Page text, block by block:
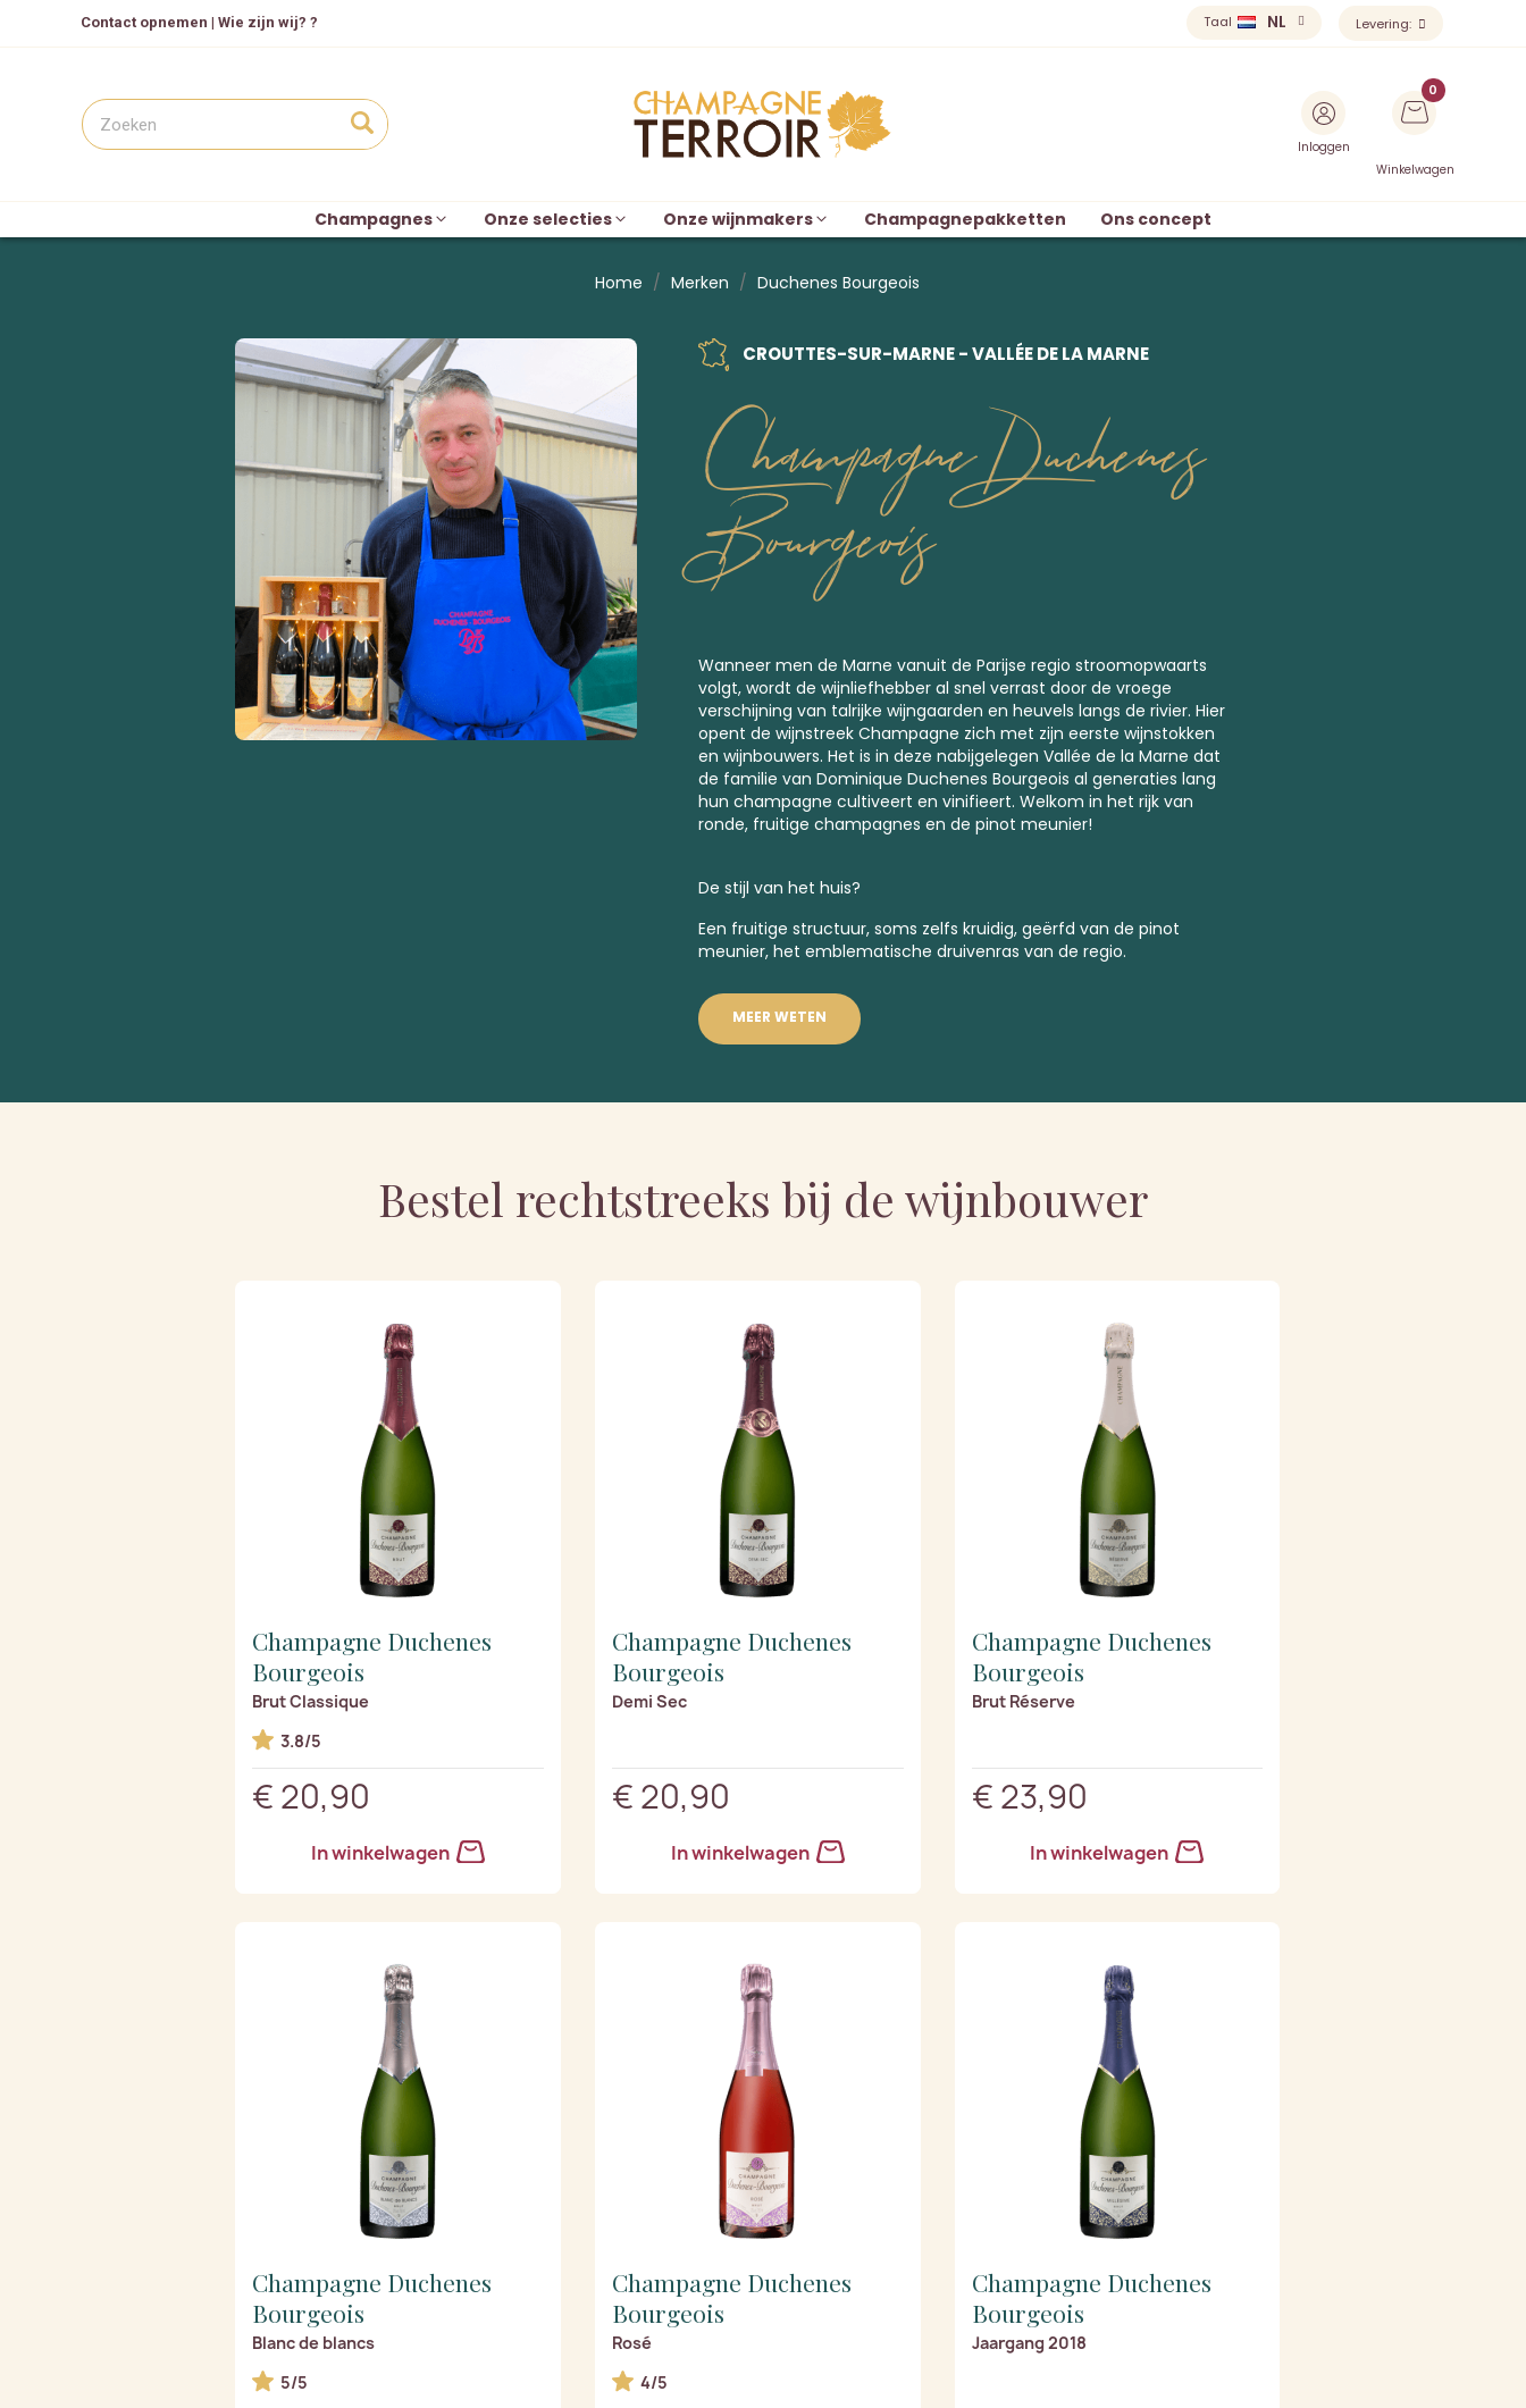
Contact opnemen | Wie zijn wij? ? Taal NL Levering:
Inloggen
Winkelwagen
Champagnes Onze selecties Onze wijnmakers Champagnepakketten Ons concept
Home Merken Duchenes Bourgeois
CROUTTES-SUR-MARNE - VALLÉE DE LA MARNE
Champagne Duchenes
Bourgeois
Wanneer men de Marne vanuit de Parijse regio stroomopwaarts
volgt, wordt de wijnliefhebber al snel verrast door de vroege
verschijning van talrijke wijngaarden en heuvels langs de rivier. Hier
opent de wijnstreek Champagne zich met zijn eerste wijnstokken
en wijnbouwers. Het is in deze nabijgelegen Vallée de la Marne dat
de familie van Dominique Duchenes Bourgeois al generaties lang
hun champagne cultiveert en vinifieert. Welkom in het rijk van
ronde, fruitige champagnes en de pinot meunier!
De stijl van het huis?
Een fruitige structuur, soms zelfs kruidig, geërfd van de pinot
meunier, het emblematische druivenras van de regio.
MEER WETEN
Bestel rechtstreeks bij de wijnbouwer
Champagne Duchenes
Bourgeois
Brut Classique
3.8/5
€ 20,90
In winkelwagen
Champagne Duchenes
Bourgeois
Demi Sec
€ 20,90
In winkelwagen
Champagne Duchenes
Bourgeois
Brut Réserve
€ 23,90
In winkelwagen
Champagne Duchenes
Bourgeois
Blanc de blancs
5/5
Champagne Duchenes
Bourgeois
Rosé
4/5
Champagne Duchenes
Bourgeois
Jaargang 2018